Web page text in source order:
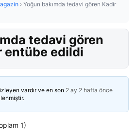
› Yoğun bakımda tedavi gören Kadir
tedavi gören
entübe edildi
vardır ve en son 2 ay 2 hafta önce
1)